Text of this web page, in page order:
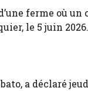
ferme où
le 5 juin 2026.
a déclaré